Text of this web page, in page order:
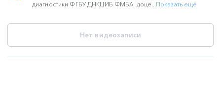
диагностики ФГБУ ДНКЦИБ ФМБА, доце...Показать ещё
Нет видеозаписи